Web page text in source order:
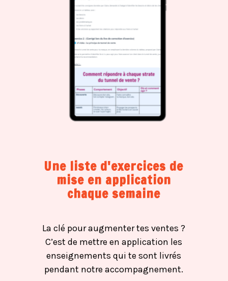
Une liste d'exercices de
mise en application
chaque semaine
La clé pour augmenter tes ventes ?
C’est de mettre en application les
enseignements qui te sont livrés
pendant notre accompagnement.